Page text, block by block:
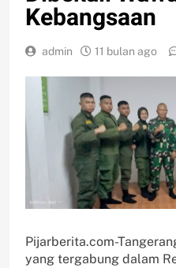
Kebangsaan
admin 11 bulan ago
Pijarberita.com-
yang tergabung dalam